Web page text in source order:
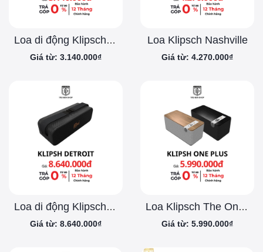
Loa di động Klipsch Austin
Giá từ: 3.140.000₫
Loa Klipsch Nashville
Giá từ: 4.270.000₫
Loa di động Klipsch Detroit
Giá từ: 8.640.000₫
Loa Klipsch The One Plus
Giá từ: 5.990.000₫